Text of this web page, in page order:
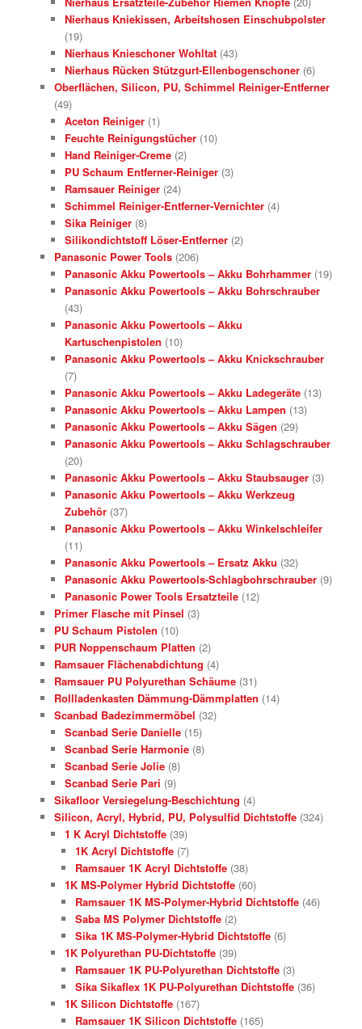
Nierhaus Kniekissen, Arbeitshosen Einschubpolster
(19)
Nierhaus Knieschoner Wohltat (43)
Nierhaus Rücken Stützgurt-Ellenbogenschoner (6)
Oberflächen, Silicon, PU, Schimmel Reiniger-Entferner
(49)
Aceton Reiniger (1)
Feuchte Reinigungstücher (10)
Hand Reiniger-Creme (2)
PU Schaum Entferner-Reiniger (3)
Ramsauer Reiniger (24)
Schimmel Reiniger-Entferner-Vernichter (4)
Sika Reiniger (8)
Silikondichtstoff Löser-Entferner (2)
Panasonic Power Tools (206)
Panasonic Akku Powertools – Akku Bohrhammer (19)
Panasonic Akku Powertools – Akku Bohrschrauber
(43)
Panasonic Akku Powertools – Akku
Kartuschenpistolen (10)
Panasonic Akku Powertools – Akku Knickschrauber
(7)
Panasonic Akku Powertools – Akku Ladegeräte (13)
Panasonic Akku Powertools – Akku Lampen (13)
Panasonic Akku Powertools – Akku Sägen (29)
Panasonic Akku Powertools – Akku Schlagschrauber
(20)
Panasonic Akku Powertools – Akku Staubsauger (3)
Panasonic Akku Powertools – Akku Werkzeug
Zubehör (37)
Panasonic Akku Powertools – Akku Winkelschleifer
(11)
Panasonic Akku Powertools – Ersatz Akku (32)
Panasonic Akku Powertools-Schlagbohrschrauber (9)
Panasonic Power Tools Ersatzteile (12)
Primer Flasche mit Pinsel (3)
PU Schaum Pistolen (10)
PUR Noppenschaum Platten (2)
Ramsauer Flächenabdichtung (4)
Ramsauer PU Polyurethan Schäume (31)
Rollladenkasten Dämmung-Dämmplatten (14)
Scanbad Badezimmermöbel (32)
Scanbad Serie Danielle (15)
Scanbad Serie Harmonie (8)
Scanbad Serie Jolie (8)
Scanbad Serie Pari (9)
Sikafloor Versiegelung-Beschichtung (4)
Silicon, Acryl, Hybrid, PU, Polysulfid Dichtstoffe (324)
1 K Acryl Dichtstoffe (39)
1K Acryl Dichtstoffe (7)
Ramsauer 1K Acryl Dichtstoffe (38)
1K MS-Polymer Hybrid Dichtstoffe (60)
Ramsauer 1K MS-Polymer-Hybrid Dichtstoffe (46)
Saba MS Polymer Dichtstoffe (2)
Sika 1K MS-Polymer-Hybrid Dichtstoffe (6)
1K Polyurethan PU-Dichtstoffe (39)
Ramsauer 1K PU-Polyurethan Dichtstoffe (3)
Sika Sikaflex 1K PU-Polyurethan Dichtstoffe (36)
1K Silicon Dichtstoffe (167)
Ramsauer 1K Silicon Dichtstoffe (165)